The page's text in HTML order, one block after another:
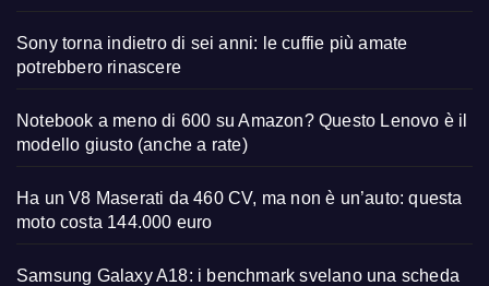
Sony torna indietro di sei anni: le cuffie più amate
potrebbero rinascere
Notebook a meno di 600 su Amazon? Questo Lenovo è il
modello giusto (anche a rate)
Ha un V8 Maserati da 460 CV, ma non è un’auto: questa
moto costa 144.000 euro
Samsung Galaxy A18: i benchmark svelano una scheda